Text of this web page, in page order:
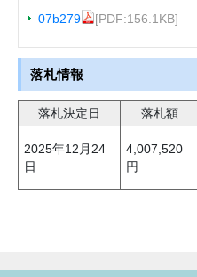
07b279 [PDF:156.1KB]
落札情報
落札決定日 落札額
2025年12月24
日
4,007,520
円